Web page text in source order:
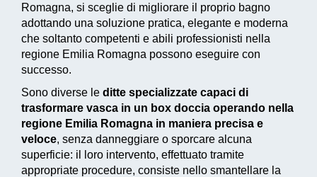
Romagna, si sceglie di migliorare il proprio bagno
adottando una soluzione pratica, elegante e moderna
che soltanto competenti e abili professionisti nella
regione Emilia Romagna possono eseguire con
successo.
Sono diverse le ditte specializzate capaci di
trasformare vasca in un box doccia operando nella
regione Emilia Romagna in maniera precisa e
veloce, senza danneggiare o sporcare alcuna
superficie: il loro intervento, effettuato tramite
appropriate procedure, consiste nello smantellare la